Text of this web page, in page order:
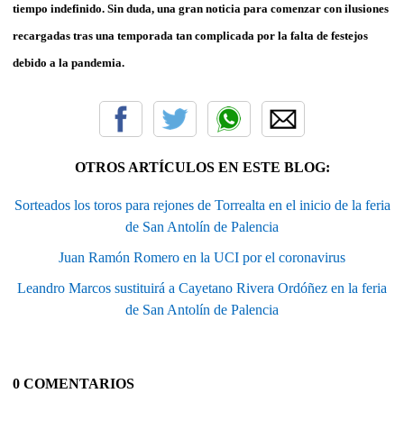
tiempo indefinido. Sin duda, una gran noticia para comenzar con ilusiones
recargadas tras una temporada tan complicada por la falta de festejos
debido a la pandemia.
OTROS ARTÍCULOS EN ESTE BLOG:
Sorteados los toros para rejones de Torrealta en el inicio de la feria
de San Antolín de Palencia
Juan Ramón Romero en la UCI por el coronavirus
Leandro Marcos sustituirá a Cayetano Rivera Ordóñez en la feria
de San Antolín de Palencia
0 COMENTARIOS